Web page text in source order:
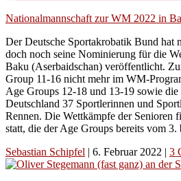
Nationalmannschaft zur WM 2022 in
Der Deutsche Sportakrobatik Bund hat
doch noch seine Nominierung für die
Baku (Aserbaidschan) veröffentlicht.
Group 11-16 nicht mehr im WM-
Age Groups 12-18 und 13-19 sowie die
Deutschland 37 Sportlerinnen und
Rennen. Die Wettkämpfe der Senioren
statt, die der Age Groups bereits vom 3.
Sebastian Schipfel | 6. Februar 2022 | 3